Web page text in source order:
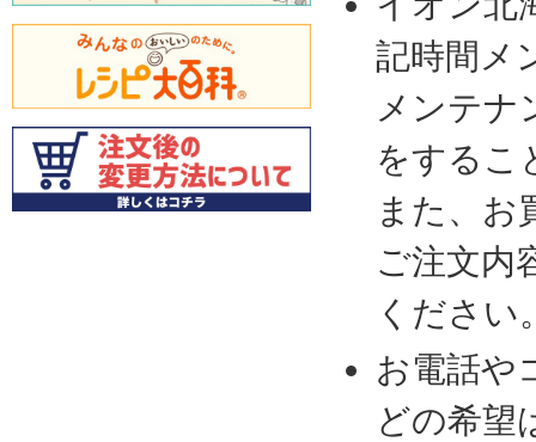
記時間メ
メンテナ
をするこ
また、お
ご注文内
ください
お電話や
どの希望